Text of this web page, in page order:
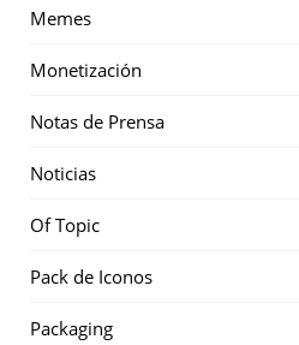
Memes
Monetización
Notas de Prensa
Noticias
Of Topic
Pack de Iconos
Packaging